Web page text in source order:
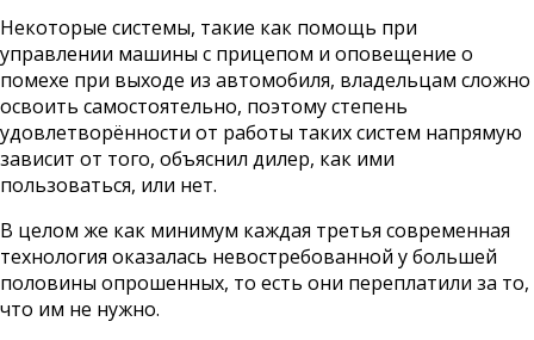
Некоторые системы, такие как помощь при
управлении машины с прицепом и оповещение о
помехе при выходе из автомобиля, владельцам сложно
освоить самостоятельно, поэтому степень
удовлетворённости от работы таких систем напрямую
зависит от того, объяснил дилер, как ими
пользоваться, или нет.
В целом же как минимум каждая третья современная
технология оказалась невостребованной у большей
половины опрошенных, то есть они переплатили за то,
что им не нужно.